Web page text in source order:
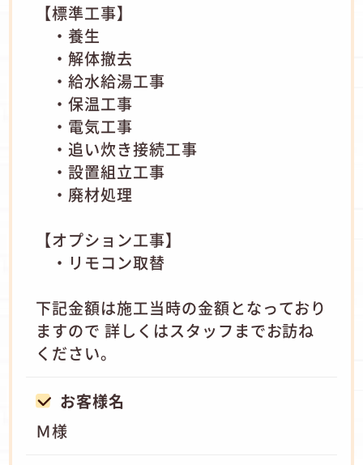
【標準工事】
・養生
・解体撤去
・給水給湯工事
・保温工事
・電気工事
・追い炊き接続工事
・設置組立工事
・廃材処理
【オプション工事】
・リモコン取替
下記金額は施工当時の金額となっており
ますので 詳しくはスタッフまでお訪ね
ください。
お客様名
Ｍ様